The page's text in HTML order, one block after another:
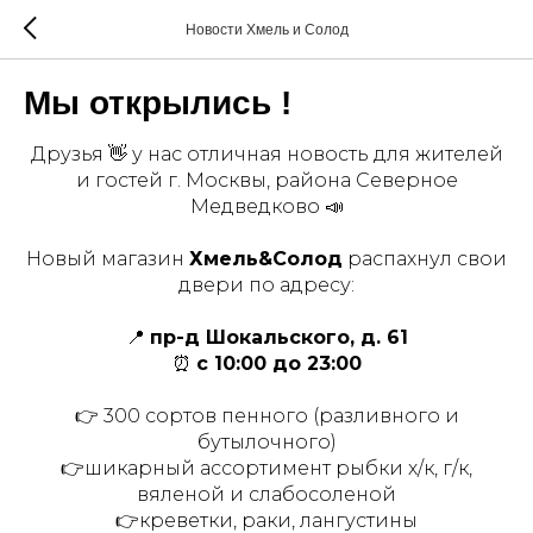
Новости Хмель и Солод
Мы открылись !
Друзья 👋 у нас отличная новость для жителей
и гостей г. Москвы, района Северное
Медведково 📣
Новый магазин Хмель&Солод распахнул свои
двери по адресу:
📍 пр-д Шокальского, д. 61
⏰ с 10:00 до 23:00
👉 300 сортов пенного (разливного и
бутылочного)
👉шикарный ассортимент рыбки х/к, г/к,
вяленой и слабосоленой
👉креветки, раки, лангустины